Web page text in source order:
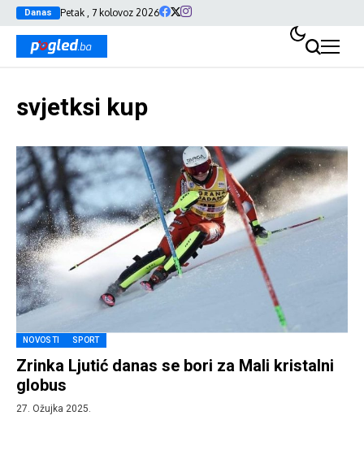
Danas Petak , 7 kolovoz 2026
svjetksi kup
NOVOSTI SPORT
Zrinka Ljutić danas se bori za Mali kristalni
globus
27. Ožujka 2025.